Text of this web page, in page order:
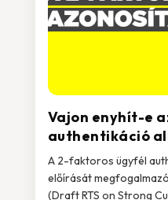
Vajon enyhít-e
authentikáció
A 2-faktoros ügyfél
előírását
(Draft RTS on Strong